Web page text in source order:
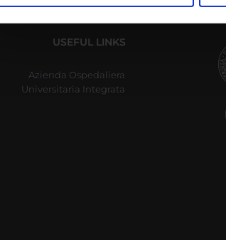
che hanno raccolto dal tuo utilizzo dei loro
USEFUL LINKS
Azienda Ospedaliera
Universitaria Integrata